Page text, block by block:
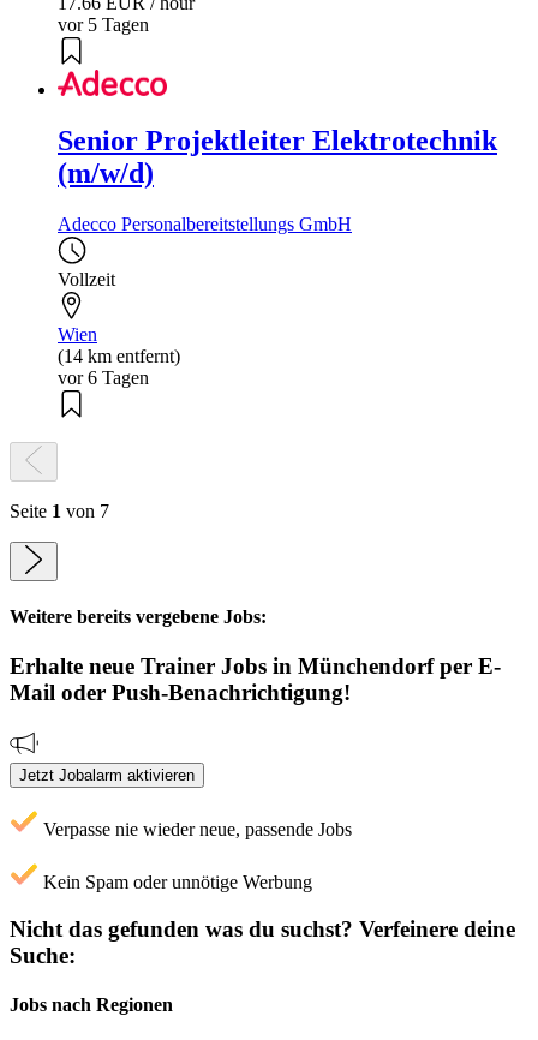
vor 5 Tagen
Senior Projektleiter Elektrotechnik
(m/w/d)
Adecco Personalbereitstellungs GmbH
Vollzeit
Wien
(14 km entfernt)
vor 6 Tagen
Seite 1 von 7
Weitere bereits vergebene Jobs:
Erhalte neue Trainer Jobs in Münchendorfper E-
Mail oder Push-Benachrichtigung!
Jetzt Jobalarm aktivieren
Verpasse nie wieder neue, passende Jobs
Kein Spam oder unnötige Werbung
Nicht das gefunden was du suchst? Verfeinere deine
Suche:
Jobs nach Regionen